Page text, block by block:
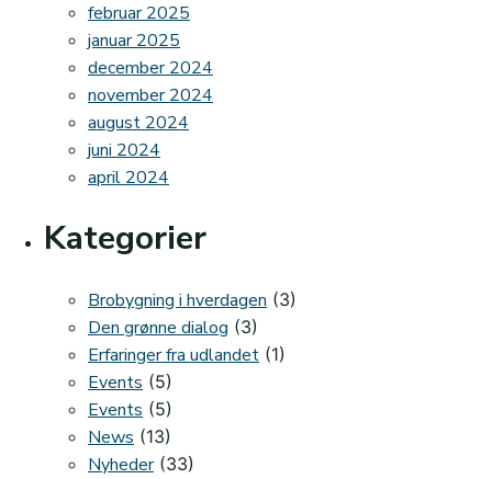
februar 2025
januar 2025
december 2024
november 2024
august 2024
juni 2024
april 2024
Kategorier
Brobygning i hverdagen (3)
Den grønne dialog (3)
Erfaringer fra udlandet (1)
Events (5)
Events (5)
News (13)
Nyheder(33)